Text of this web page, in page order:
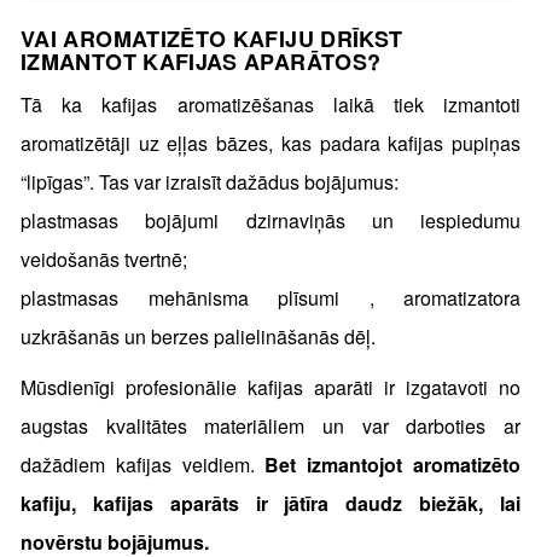
VAI AROMATIZĒTO KAFIJU DRĪKST
IZMANTOT KAFIJAS APARĀTOS?
Tā ka kafijas aromatizēšanas laikā tiek izmantoti
aromatizētāji uz eļļas bāzes, kas padara kafijas pupiņas
“lipīgas”. Tas var izraisīt dažādus bojājumus:
plastmasas bojājumi dzirnaviņās un iespiedumu
veidošanās tvertnē;
plastmasas mehānisma plīsumi , aromatizatora
uzkrāšanās un berzes palielināšanās dēļ.
Mūsdienīgi profesionālie kafijas aparāti ir izgatavoti no
augstas kvalitātes materiāliem un var darboties ar
dažādiem kafijas veidiem. Bet izmantojot aromatizēto
kafiju, kafijas aparāts ir jātīra daudz biežāk, lai
novērstu bojājumus.